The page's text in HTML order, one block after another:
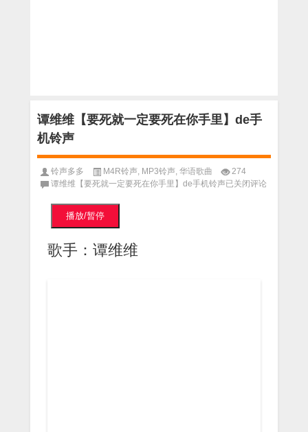
谭维维【要死就一定要死在你手里】de手
机铃声
铃声多多 M4R铃声 MP3铃声 华语歌曲
274
谭维维【要死就一定要死在你手里】de手机铃声已关闭评论
播放/暂停
歌手：谭维维